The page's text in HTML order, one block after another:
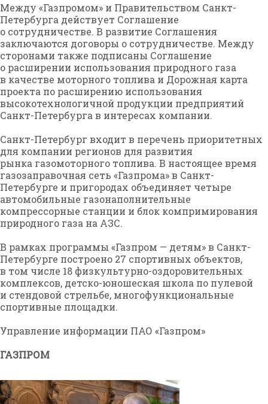
Между «Газпромом» и Правительством Санкт-
Петербурга действует Соглашение
о сотрудничестве. В развитие Соглашения
заключаются договоры о сотрудничестве. Между
сторонами также подписаны Соглашение
о расширении использования природного газа
в качестве моторного топлива и Дорожная карта
проекта по расширению использования
высокотехнологичной продукции предприятий
Санкт-Петербурга в интересах компании.
Санкт-Петербург входит в перечень приоритетных
для компании регионов для развития
рынка газомоторного топлива. В настоящее время
газозаправочная сеть «Газпрома» в Санкт-
Петербурге и пригородах объединяет четыре
автомобильные газонаполнительные
компрессорные станции и блок компримирования
природного газа на АЗС.
В рамках программы «Газпром — детям» в Санкт-
Петербурге построено 27 спортивных объектов,
в том числе 18 физкультурно-оздоровительных
комплексов, детско-юношеская школа по пулевой
и стендовой стрельбе, многофункциональные
спортивные площадки.
Управление информации ПАО «Газпром»
ГАЗПРОМ